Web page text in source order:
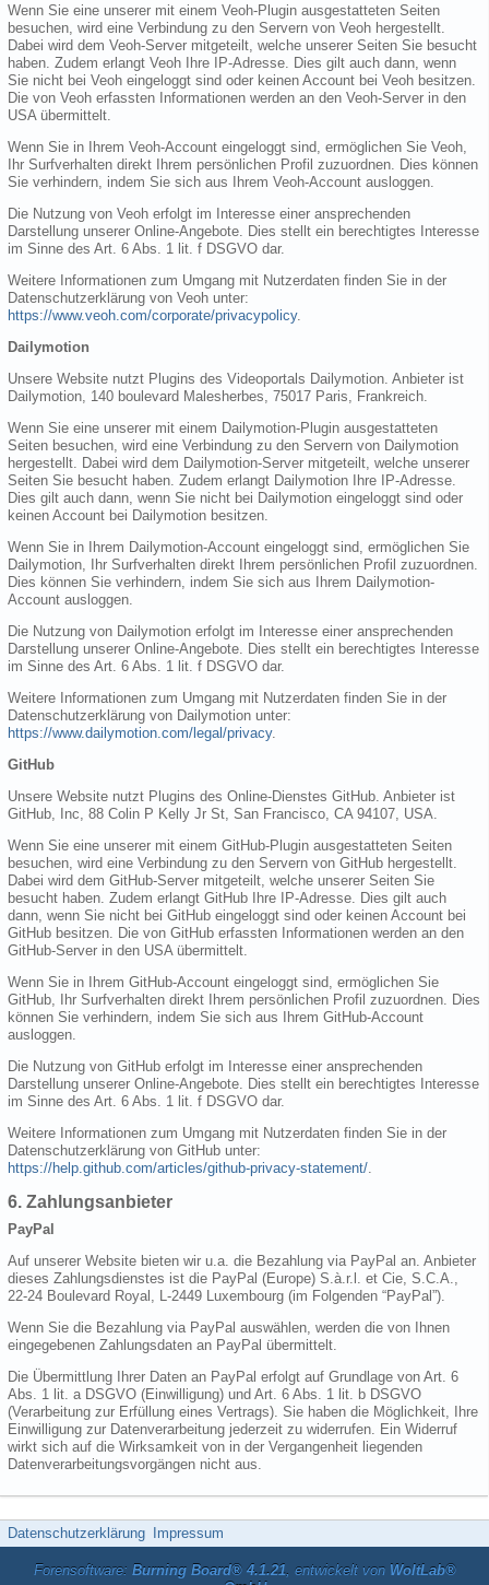
Wenn Sie eine unserer mit einem Veoh-Plugin ausgestatteten Seiten
besuchen, wird eine Verbindung zu den Servern von Veoh hergestellt.
Dabei wird dem Veoh-Server mitgeteilt, welche unserer Seiten Sie besucht
haben. Zudem erlangt Veoh Ihre IP-Adresse. Dies gilt auch dann, wenn
Sie nicht bei Veoh eingeloggt sind oder keinen Account bei Veoh besitzen.
Die von Veoh erfassten Informationen werden an den Veoh-Server in den
USA übermittelt.
Wenn Sie in Ihrem Veoh-Account eingeloggt sind, ermöglichen Sie Veoh,
Ihr Surfverhalten direkt Ihrem persönlichen Profil zuzuordnen. Dies können
Sie verhindern, indem Sie sich aus Ihrem Veoh-Account ausloggen.
Die Nutzung von Veoh erfolgt im Interesse einer ansprechenden
Darstellung unserer Online-Angebote. Dies stellt ein berechtigtes Interesse
im Sinne des Art. 6 Abs. 1 lit. f DSGVO dar.
Weitere Informationen zum Umgang mit Nutzerdaten finden Sie in der
Datenschutzerklärung von Veoh unter:
https://www.veoh.com/corporate/privacypolicy.
Dailymotion
Unsere Website nutzt Plugins des Videoportals Dailymotion. Anbieter ist
Dailymotion, 140 boulevard Malesherbes, 75017 Paris, Frankreich.
Wenn Sie eine unserer mit einem Dailymotion-Plugin ausgestatteten
Seiten besuchen, wird eine Verbindung zu den Servern von Dailymotion
hergestellt. Dabei wird dem Dailymotion-Server mitgeteilt, welche unserer
Seiten Sie besucht haben. Zudem erlangt Dailymotion Ihre IP-Adresse.
Dies gilt auch dann, wenn Sie nicht bei Dailymotion eingeloggt sind oder
keinen Account bei Dailymotion besitzen.
Wenn Sie in Ihrem Dailymotion-Account eingeloggt sind, ermöglichen Sie
Dailymotion, Ihr Surfverhalten direkt Ihrem persönlichen Profil zuzuordnen.
Dies können Sie verhindern, indem Sie sich aus Ihrem Dailymotion-
Account ausloggen.
Die Nutzung von Dailymotion erfolgt im Interesse einer ansprechenden
Darstellung unserer Online-Angebote. Dies stellt ein berechtigtes Interesse
im Sinne des Art. 6 Abs. 1 lit. f DSGVO dar.
Weitere Informationen zum Umgang mit Nutzerdaten finden Sie in der
Datenschutzerklärung von Dailymotion unter:
https://www.dailymotion.com/legal/privacy.
GitHub
Unsere Website nutzt Plugins des Online-Dienstes GitHub. Anbieter ist
GitHub, Inc, 88 Colin P Kelly Jr St, San Francisco, CA 94107, USA.
Wenn Sie eine unserer mit einem GitHub-Plugin ausgestatteten Seiten
besuchen, wird eine Verbindung zu den Servern von GitHub hergestellt.
Dabei wird dem GitHub-Server mitgeteilt, welche unserer Seiten Sie
besucht haben. Zudem erlangt GitHub Ihre IP-Adresse. Dies gilt auch
dann, wenn Sie nicht bei GitHub eingeloggt sind oder keinen Account bei
GitHub besitzen. Die von GitHub erfassten Informationen werden an den
GitHub-Server in den USA übermittelt.
Wenn Sie in Ihrem GitHub-Account eingeloggt sind, ermöglichen Sie
GitHub, Ihr Surfverhalten direkt Ihrem persönlichen Profil zuzuordnen. Dies
können Sie verhindern, indem Sie sich aus Ihrem GitHub-Account
ausloggen.
Die Nutzung von GitHub erfolgt im Interesse einer ansprechenden
Darstellung unserer Online-Angebote. Dies stellt ein berechtigtes Interesse
im Sinne des Art. 6 Abs. 1 lit. f DSGVO dar.
Weitere Informationen zum Umgang mit Nutzerdaten finden Sie in der
Datenschutzerklärung von GitHub unter:
https://help.github.com/articles/github-privacy-statement/
6. Zahlungsanbieter
PayPal
Auf unserer Website bieten wir u.a. die Bezahlung via PayPal an. Anbieter
dieses Zahlungsdienstes ist die PayPal (Europe) S.à.r.l. et Cie, S.C.A.,
22-24 Boulevard Royal, L-2449 Luxembourg (im Folgenden “PayPal”).
Wenn Sie die Bezahlung via PayPal auswählen, werden die von Ihnen
eingegebenen Zahlungsdaten an PayPal übermittelt.
Die Übermittlung Ihrer Daten an PayPal erfolgt auf Grundlage von Art. 6
Abs. 1 lit. a DSGVO (Einwilligung) und Art. 6 Abs. 1 lit. b DSGVO
(Verarbeitung zur Erfüllung eines Vertrags). Sie haben die Möglichkeit, Ihre
Einwilligung zur Datenverarbeitung jederzeit zu widerrufen. Ein Widerruf
wirkt sich auf die Wirksamkeit von in der Vergangenheit liegenden
Datenverarbeitungsvorgängen nicht aus.
Datenschutzerklärung Impressum
Forensoftware: Burning Board® 4.1.21, entwickelt von WoltLab®